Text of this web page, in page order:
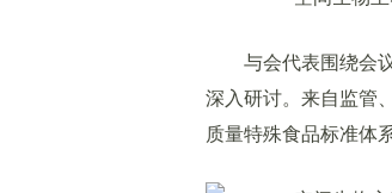
与会代表围绕会议
深入研讨。来自监管
质量特殊食品标准体